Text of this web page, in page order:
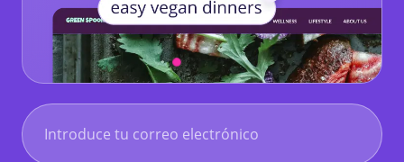
PRUEBA HOCOOS SIN RIESGOS